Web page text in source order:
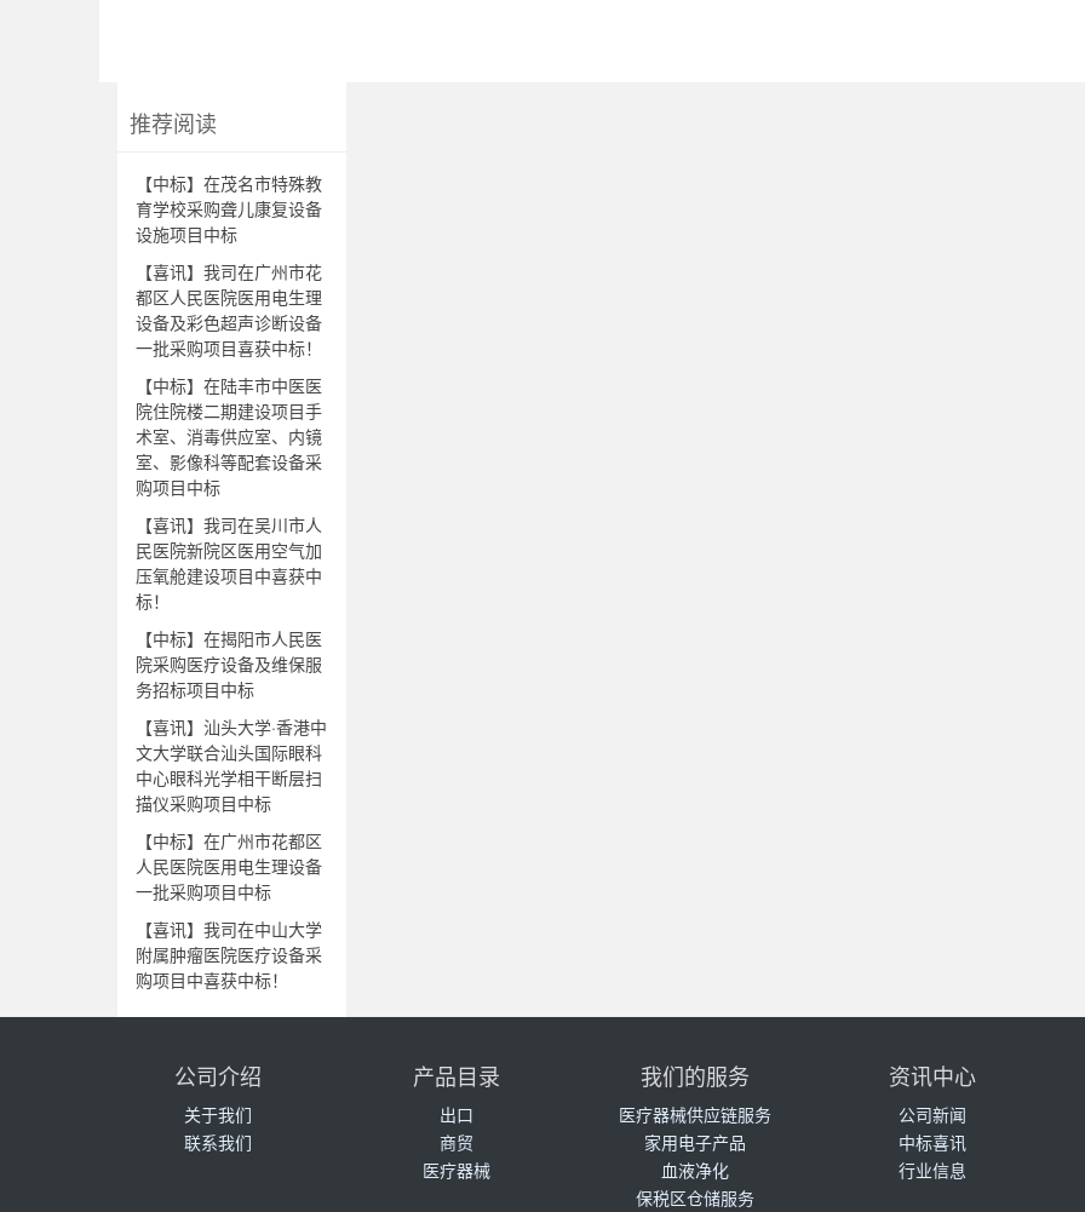
推荐阅读
【中标】在茂名市特殊教
育学校采购聋儿康复设备
设施项目中标
【喜讯】我司在广州市花
都区人民医院医用电生理
设备及彩色超声诊断设备
一批采购项目喜获中标！
【中标】在陆丰市中医医
院住院楼二期建设项目手
术室、消毒供应室、内镜
室、影像科等配套设备采
购项目中标
【喜讯】我司在吴川市人
民医院新院区医用空气加
压氧舱建设项目中喜获中
标！
【中标】在揭阳市人民医
院采购医疗设备及维保服
务招标项目中标
【喜讯】汕头大学·香港中
文大学联合汕头国际眼科
中心眼科光学相干断层扫
描仪采购项目中标
【中标】在广州市花都区
人民医院医用电生理设备
一批采购项目中标
【喜讯】我司在中山大学
附属肿瘤医院医疗设备采
购项目中喜获中标！
公司介绍
关于我们
联系我们
产品目录
出口
商贸
医疗器械
我们的服务
医疗器械供应链服务
家用电子产品
血液净化
保税区仓储服务
资讯中心
公司新闻
中标喜讯
行业信息